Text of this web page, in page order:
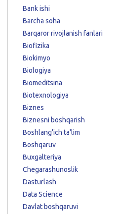
Bank ishi
Barcha soha
Barqaror rivojlanish fanlari
Biofizika
Biokimyo
Biologiya
Biomeditsina
Biotexnologiya
Biznes
Biznesni boshqarish
Boshlang'ich ta'lim
Boshqaruv
Buxgalteriya
Chegarashunoslik
Dasturlash
Data Science
Davlat boshqaruvi